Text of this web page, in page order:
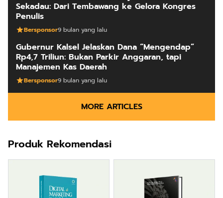
Sekadau: Dari Tembawang ke Gelora Kongres
Penulis
Bersponsor9 bulan yang lalu
Gubernur Kalsel Jelaskan Dana “Mengendap”
Rp4,7 Triliun: Bukan Parkir Anggaran, tapi
Manajemen Kas Daerah
Bersponsor9 bulan yang lalu
MORE ARTICLES
Produk Rekomendasi